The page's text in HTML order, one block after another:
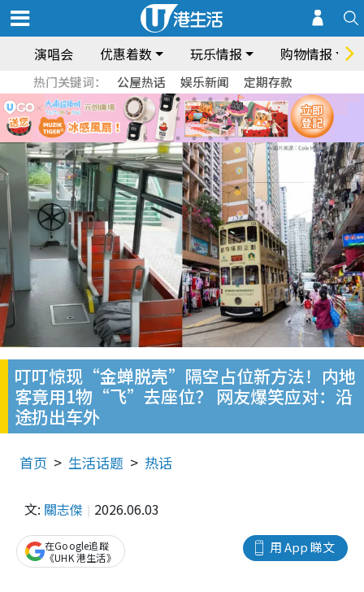
演唱会 优惠着数 玩乐情报 购物情报
热门关键词： 公屋热话 娱乐新闻 定期存款
叮叮惊现“金蝉脱壳”隔空占位新方法！内地
客竟用1物“飞”去座位？ 网友爆笑应对：沿
途扔出车外
首页 生活话题 热话
文: 關志傑 2026.06.03
用 App 睇文
在Google追蹤
《UHK 港生活》